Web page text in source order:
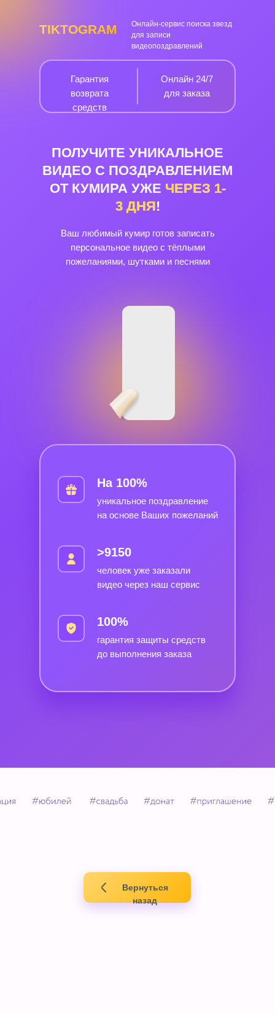
TIKTOGRAM
Ваш любимый кумир готов записать
персональное видео с тёплыми
пожеланиями, шутками и песнями
Онлайн-сервис поиска звезд
для записи
видеопоздравлений
ПОЛУЧИТЕ УНИКАЛЬНОЕ
ВИДЕО С ПОЗДРАВЛЕНИЕМ
ОТ КУМИРА УЖЕ ЧЕРЕЗ 1-
3 ДНЯ!
Онлайн 24/7
для заказа
Гарантия
возврата
средств
уникальное поздравление
на основе Ваших пожеланий
На 100%
человек уже заказали
видео через наш сервис
>9150
гарантия защиты средств
до выполнения заказа
100%
Вернуться
назад